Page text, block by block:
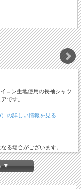
ロン生地使用の長袖シャツ
です。
の詳しい情報を見る
る場合がございます。
▼